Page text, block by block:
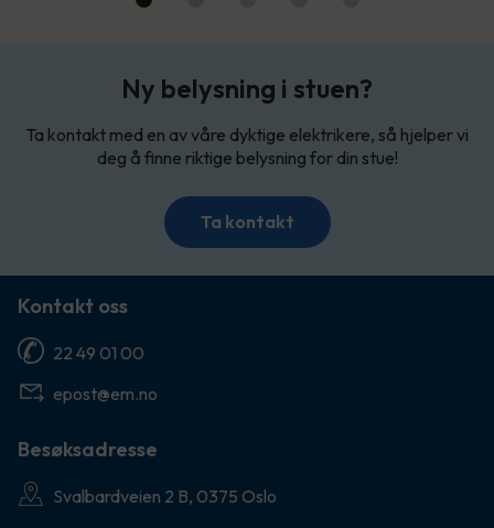
Ny belysning i stuen?
Ta kontakt med en av våre dyktige elektrikere, så hjelper vi
deg å finne riktige belysning for din stue!
Ta kontakt
Kontakt oss
22 49 01 00
epost@em.no
Besøksadresse
Svalbardveien 2 B, 0375 Oslo